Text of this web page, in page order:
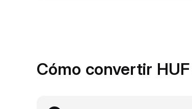
Cómo convertir